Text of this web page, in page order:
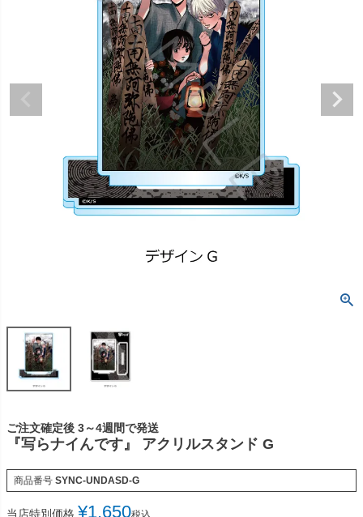
ご注文確定後 3～4週間で発送
『写らナイんです』 アクリルスタンド G
商品番号 SYNC-UNDASD-G
当店特別価格 ¥1,650税込